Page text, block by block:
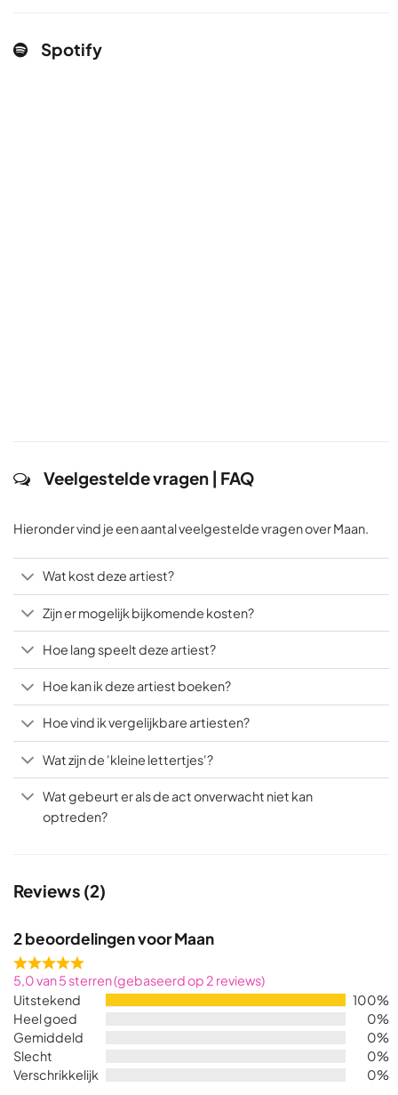
Spotify
Veelgestelde vragen | FAQ
Hieronder vind je een aantal veelgestelde vragen over Maan.
Wat kost deze artiest?
Zijn er mogelijk bijkomende kosten?
Hoe lang speelt deze artiest?
Hoe kan ik deze artiest boeken?
Hoe vind ik vergelijkbare artiesten?
Wat zijn de 'kleine lettertjes'?
Wat gebeurt er als de act onverwacht niet kan
optreden?
Reviews (2)
2 beoordelingen voorMaan
Rated
5,0
of
5
5,0 van 5 sterren (gebaseerd op 2 reviews)
Uitstekend
100%
Heel goed
0%
Gemiddeld
0%
Slecht
0%
Verschrikkelijk
0%